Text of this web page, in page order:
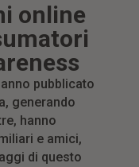
online
pubblicato
generando
hanno
e amici,
di questo